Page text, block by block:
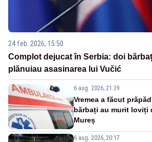
24 feb. 2026, 15:50
Complot dejucat în Serbia: doi
plănuiau asasinarea lui Vučić
6 aug. 2026, 21:39
Vremea a făcut
bărbați au murit loviți
Mureș
6 aug. 2026, 20:17